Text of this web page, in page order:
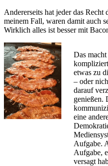
Andererseits hat jeder das
meinem Fall, waren damit auch
Wirklich alles ist besser mit
Das
etwas zu
– oder
darauf
genießen.
eine
Aufgabe.
Aufgabe,
versagt